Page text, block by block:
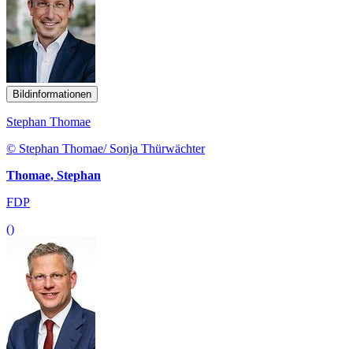
Bildinformationen
Stephan Thomae
© Stephan Thomae/ Sonja Thürwächter
Thomae, Stephan
FDP
()